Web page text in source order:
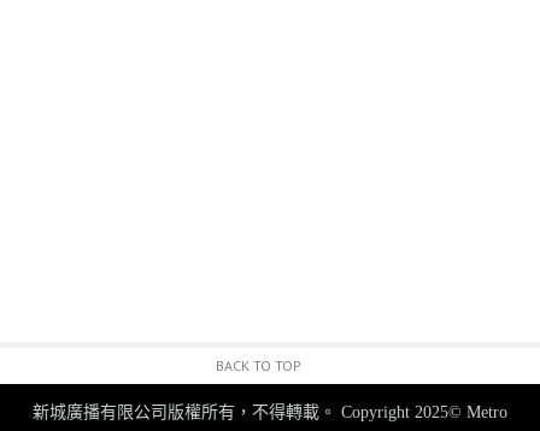
BACK TO TOP
新城廣播有限公司版權所有，不得轉載。 Copyright 2025© Metro